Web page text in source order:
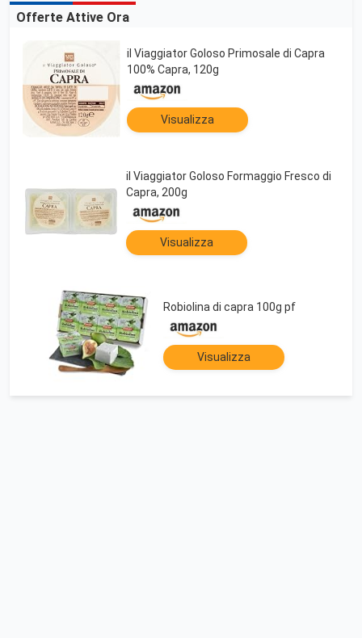
Offerte Attive Ora
il Viaggiator Goloso Primosale di Capra
100% Capra, 120g
Visualizza
il Viaggiator Goloso Formaggio Fresco di
Capra, 200g
Visualizza
Robiolina di capra 100g pf
Visualizza